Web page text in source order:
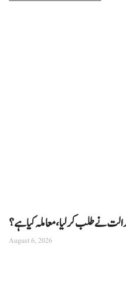
نے طلب کرلیا، معاملہ کیا ہے؟
August 6, 2026